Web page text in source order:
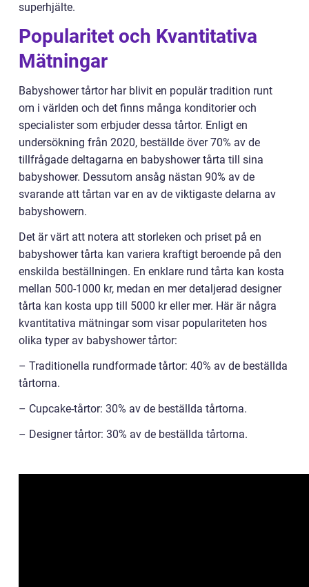
superhjälte.
Popularitet och Kvantitativa
Mätningar
Babyshower tårtor har blivit en populär tradition runt
om i världen och det finns många konditorier och
specialister som erbjuder dessa tårtor. Enligt en
undersökning från 2020, beställde över 70% av de
tillfrågade deltagarna en babyshower tårta till sina
babyshower. Dessutom ansåg nästan 90% av de
svarande att tårtan var en av de viktigaste delarna av
babyshowern.
Det är värt att notera att storleken och priset på en
babyshower tårta kan variera kraftigt beroende på den
enskilda beställningen. En enklare rund tårta kan kosta
mellan 500-1000 kr, medan en mer detaljerad designer
tårta kan kosta upp till 5000 kr eller mer. Här är några
kvantitativa mätningar som visar populariteten hos
olika typer av babyshower tårtor:
– Traditionella rundformade tårtor: 40% av de beställda
tårtorna.
– Cupcake-tårtor: 30% av de beställda tårtorna.
– Designer tårtor: 30% av de beställda tårtorna.